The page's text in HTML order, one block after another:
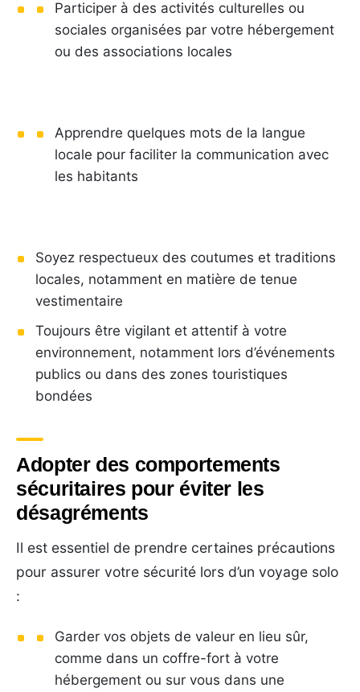
Participer à des activités culturelles ou
sociales organisées par votre hébergement
ou des associations locales
Apprendre quelques mots de la langue
locale pour faciliter la communication avec
les habitants
Soyez respectueux des coutumes et traditions
locales, notamment en matière de tenue
vestimentaire
Toujours être vigilant et attentif à votre
environnement, notamment lors d’événements
publics ou dans des zones touristiques
bondées
Adopter des comportements
sécuritaires pour éviter les
désagréments
Il est essentiel de prendre certaines précautions
pour assurer votre sécurité lors d’un voyage solo
:
Garder vos objets de valeur en lieu sûr,
comme dans un coffre-fort à votre
hébergement ou sur vous dans une